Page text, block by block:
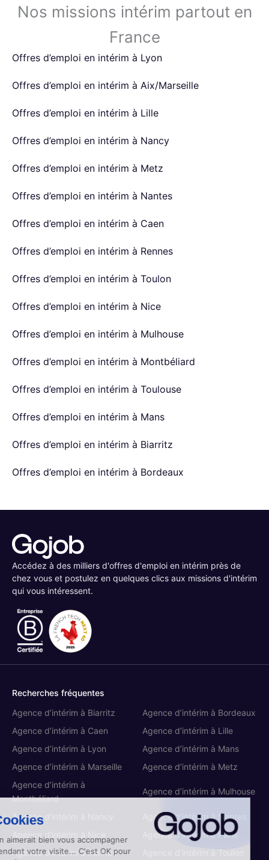
Cookies
On aimerait bien vous accompagner
pendant votre visite... C'est OK pour
Nos missions intérim partout en
France
Offres d’emploi en intérim à Lyon
Offres d’emploi en intérim à Aix/Marseille
Offres d’emploi en intérim à Lille
Offres d’emploi en intérim à Nancy
Offres d’emploi en intérim à Metz
Offres d’emploi en intérim à Nantes
Offres d’emploi en intérim à Caen
Offres d’emploi en intérim à Rennes
Offres d’emploi en intérim à Toulon
Offres d’emploi en intérim à Nice
Offres d’emploi en intérim à Mulhouse
Offres d’emploi en intérim à Montbéliard
Offres d’emploi en intérim à Toulouse
Offres d’emploi en intérim à Mans
Offres d’emploi en intérim à Biarritz
Offres d’emploi en intérim à Bordeaux
Accédez à des milliers d'offres d'emploi en intérim près de
chez vous et postulez en quelques clics aux missions d'intérim
qui vous intéressent.
Recherches fréquentes
Agence d’intérim à Biarritz
Agence d’intérim à Bordeaux
Agence d’intérim à Caen
Agence d’intérim à Lille
Agence d’intérim à Lyon
Agence d’intérim à Mans
Agence d’intérim à Marseille
Agence d’intérim à Metz
Agence d’intérim à
Montbéliard
Agence d’intérim à Mulhouse
Agence d’intérim à Nancy
Agence d’intérim à Nantes
Agence d’intérim à Nice
Agence d’intérim à Paris
Agence d’intérim à Rennes
Agence d’intérim à Toulon